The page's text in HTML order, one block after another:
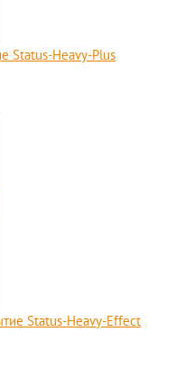
Status-Heavy-Plus
Status-Heavy-Effect